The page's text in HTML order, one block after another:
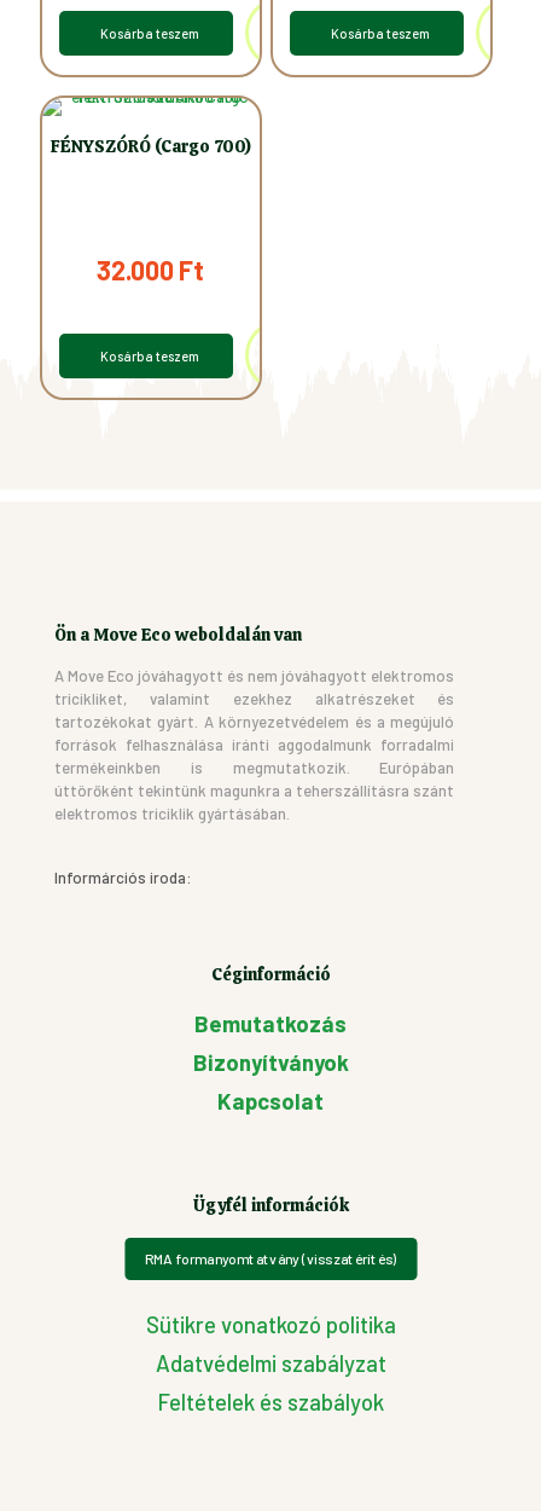
Kosárba teszem Kosárba teszem
FÉNYSZÓRÓ (Cargo 700)
32.000Ft
Kosárba teszem
Ön a Move Eco weboldalán van
A Move Eco jóváhagyott és nem jóváhagyott elektromos
tricikliket, valamint ezekhez alkatrészeket és
tartozékokat gyárt. A környezetvédelem és a megújuló
források felhasználása iránti aggodalmunk forradalmi
termékeinkben is megmutatkozik. Európában
úttörőként tekintünk magunkra a teherszállításra szánt
elektromos triciklik gyártásában.
Informárciós iroda:
Céginformáció
Bemutatkozás
Bizonyítványok
Kapcsolat
Ügyfél információk
RMA formanyomtatvány (visszatérítés)
Sütikre vonatkozó politika
Adatvédelmi szabályzat
Feltételek és szabályok